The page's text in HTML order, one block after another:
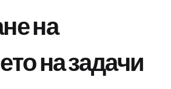
на
на задачи